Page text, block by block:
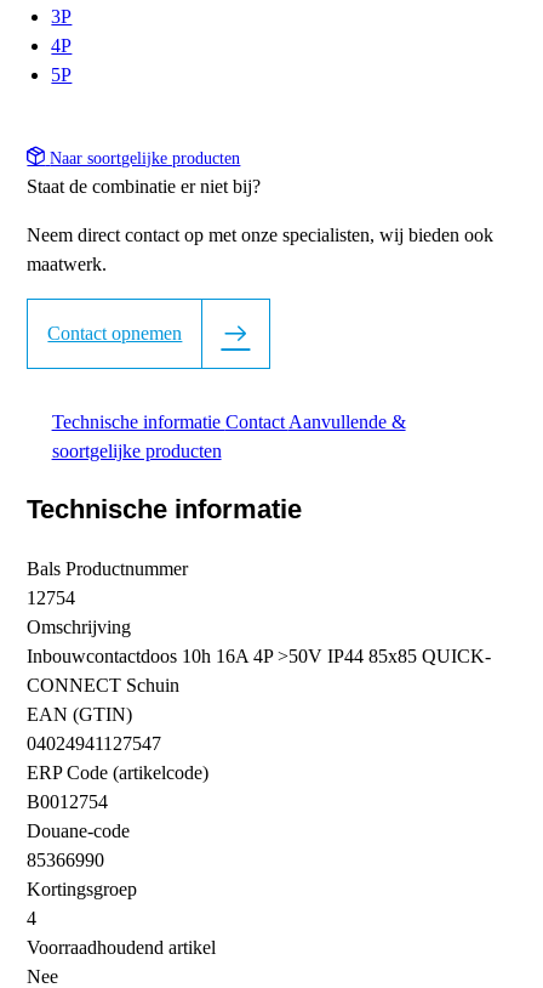
3P
4P
5P
Naar soortgelijke producten
Staat de combinatie er niet bij?
Neem direct contact op met onze specialisten, wij bieden ook
maatwerk.
Contact opnemen
Technische informatie Contact Aanvullende &
soortgelijke producten
Technische informatie
Bals Productnummer
12754
Omschrijving
Inbouwcontactdoos 10h 16A 4P >50V IP44 85x85 QUICK-
CONNECT Schuin
EAN (GTIN)
04024941127547
ERP Code (artikelcode)
B0012754
Douane-code
85366990
Kortingsgroep
4
Voorraadhoudend artikel
Nee